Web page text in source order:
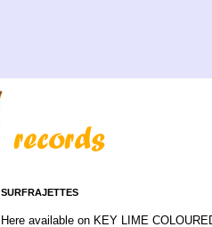
SURFRAJETTES
Here available on KEY LIME